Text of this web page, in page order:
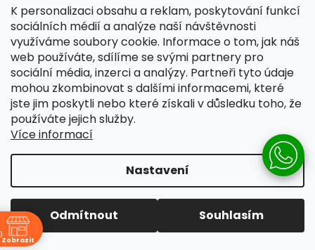
K personalizaci obsahu a reklam, poskytování funkcí
sociálních médií a analýze naší návštěvnosti
využíváme soubory cookie. Informace o tom, jak náš
web používáte, sdílíme se svými partnery pro
sociální média, inzerci a analýzy. Partneři tyto údaje
mohou zkombinovat s dalšími informacemi, které
jste jim poskytli nebo které získali v důsledku toho, že
používáte jejich služby.
Více informací
Nastavení
Odmítnout Souhlasím
Instagram
Sledovat na Instagramu
Zobrazit